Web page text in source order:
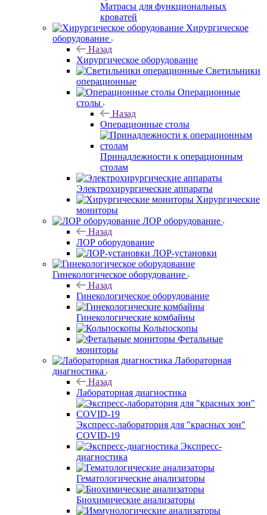
Матрасы для функциональных
кроватей
Хирургическое
оборудование
Назад
Хирургическое оборудование
Светильники
операционные
Операционные
столы
Назад
Операционные столы
Принадлежности к операционным
столам
Электрохирургические аппараты
Хирургические
мониторы
ЛОР оборудование
Назад
ЛОР оборудование
ЛОР-установки
Гинекологическое оборудование
Назад
Гинекологическое оборудование
Гинекологические комбайны
Кольпоскопы
Фетальные
мониторы
Лабораторная
диагностика
Назад
Лабораторная диагностика
Экспресс-лаборатория для "красных зон"
COVID-19
Экспресс-
диагностика
Гематологические анализаторы
Биохимические анализаторы